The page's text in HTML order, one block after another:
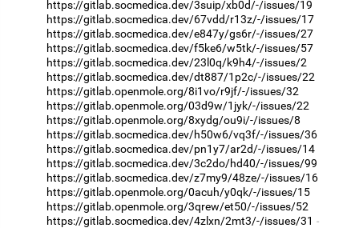
https://gitlab.socmedica.dev/3suip/xb0d/-/issues/19
https://gitlab.socmedica.dev/67vdd/r13z/-/issues/17
https://gitlab.socmedica.dev/e847y/gs6r/-/issues/27
https://gitlab.socmedica.dev/f5ke6/w5tk/-/issues/57
https://gitlab.socmedica.dev/23l0q/k9h4/-/issues/2
https://gitlab.socmedica.dev/dt887/1p2c/-/issues/22
https://gitlab.openmole.org/8i1vo/r9jf/-/issues/32
https://gitlab.openmole.org/03d9w/1jyk/-/issues/22
https://gitlab.openmole.org/8xydg/ou9i/-/issues/8
https://gitlab.socmedica.dev/h50w6/vq3f/-/issues/36
https://gitlab.socmedica.dev/pn1y7/ar2d/-/issues/14
https://gitlab.socmedica.dev/3c2do/hd40/-/issues/99
https://gitlab.socmedica.dev/z7my9/48ze/-/issues/16
https://gitlab.openmole.org/0acuh/y0qk/-/issues/15
https://gitlab.openmole.org/3qrew/et50/-/issues/52
https://gitlab.socmedica.dev/4zlxn/2mt3/-/issues/31